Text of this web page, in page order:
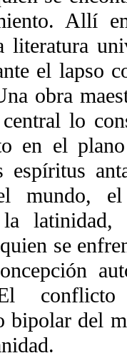
Allí
literatura
el lapso
obra
lo
en el
espíritus
mundo,
se
bipolar del